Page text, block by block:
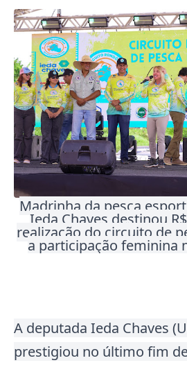
Madrinha da pesca
Ieda Chaves destinou
realização do circuito de
a participação feminina
A deputada Ieda Chaves
prestigiou no último fim